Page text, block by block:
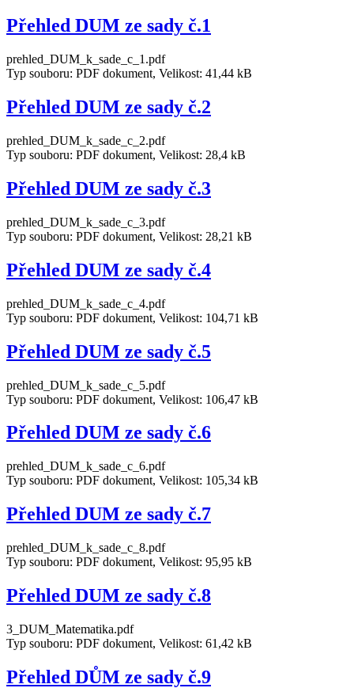
Přehled DUM ze sady č.1
prehled_DUM_k_sade_c_1.pdf
Typ souboru: PDF dokument, Velikost: 41,44 kB
Přehled DUM ze sady č.2
prehled_DUM_k_sade_c_2.pdf
Typ souboru: PDF dokument, Velikost: 28,4 kB
Přehled DUM ze sady č.3
prehled_DUM_k_sade_c_3.pdf
Typ souboru: PDF dokument, Velikost: 28,21 kB
Přehled DUM ze sady č.4
prehled_DUM_k_sade_c_4.pdf
Typ souboru: PDF dokument, Velikost: 104,71 kB
Přehled DUM ze sady č.5
prehled_DUM_k_sade_c_5.pdf
Typ souboru: PDF dokument, Velikost: 106,47 kB
Přehled DUM ze sady č.6
prehled_DUM_k_sade_c_6.pdf
Typ souboru: PDF dokument, Velikost: 105,34 kB
Přehled DUM ze sady č.7
prehled_DUM_k_sade_c_8.pdf
Typ souboru: PDF dokument, Velikost: 95,95 kB
Přehled DUM ze sady č.8
3_DUM_Matematika.pdf
Typ souboru: PDF dokument, Velikost: 61,42 kB
Přehled DŮM ze sady č.9